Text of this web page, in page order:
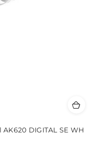
AK620 DIGITAL SE WH